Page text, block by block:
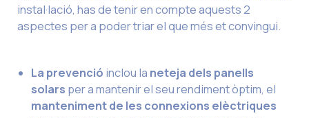
instal·lació, has de tenir en compte aquests 2
aspectes per a poder triar el que més et convingui.
La prevenció inclou la neteja dels panells
solars per a mantenir el seu rendiment òptim, el
manteniment de les connexions elèctriques